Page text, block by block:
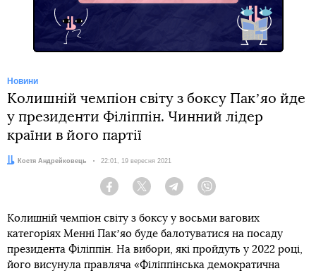
Новини
Колишній чемпіон світу з боксу Пакʼяо йде
у президенти Філіппін. Чинний лідер
країни в його партії
Автор:Костя Андрейковець Дата:
22:01, 19 вересня 2021
Facebook Twitter Telegram
Колишній чемпіон світу з боксу у восьми вагових
категоріях Менні Пакʼяо буде балотуватися на посаду
президента Філіппін. На вибори, які пройдуть у 2022 році,
його висунула правляча «Філіппінська демократична